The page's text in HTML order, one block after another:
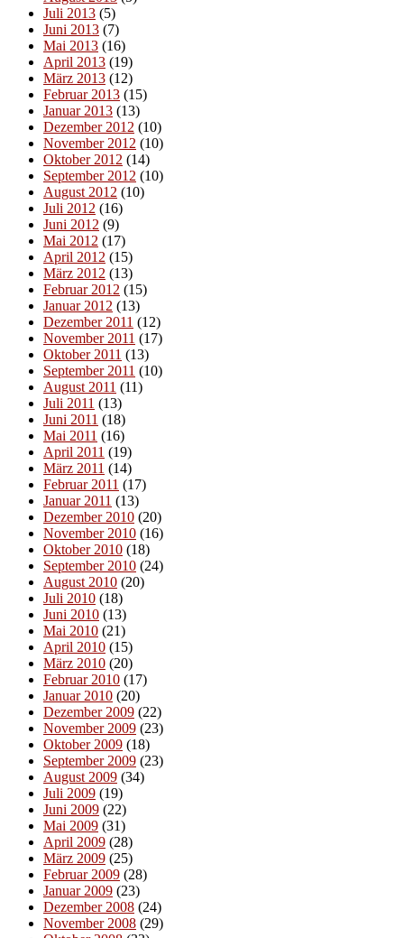
Juli 2013 (5)
Juni 2013 (7)
Mai 2013 (16)
April 2013 (19)
März 2013 (12)
Februar 2013 (15)
Januar 2013 (13)
Dezember 2012 (10)
November 2012 (10)
Oktober 2012 (14)
September 2012 (10)
August 2012 (10)
Juli 2012 (16)
Juni 2012 (9)
Mai 2012 (17)
April 2012 (15)
März 2012 (13)
Februar 2012 (15)
Januar 2012 (13)
Dezember 2011 (12)
November 2011 (17)
Oktober 2011 (13)
September 2011 (10)
August 2011 (11)
Juli 2011 (13)
Juni 2011 (18)
Mai 2011 (16)
April 2011 (19)
März 2011 (14)
Februar 2011 (17)
Januar 2011 (13)
Dezember 2010 (20)
November 2010 (16)
Oktober 2010 (18)
September 2010 (24)
August 2010 (20)
Juli 2010 (18)
Juni 2010 (13)
Mai 2010 (21)
April 2010 (15)
März 2010 (20)
Februar 2010 (17)
Januar 2010 (20)
Dezember 2009 (22)
November 2009 (23)
Oktober 2009 (18)
September 2009 (23)
August 2009 (34)
Juli 2009 (19)
Juni 2009 (22)
Mai 2009 (31)
April 2009 (28)
März 2009 (25)
Februar 2009 (28)
Januar 2009 (23)
Dezember 2008 (24)
November 2008 (29)